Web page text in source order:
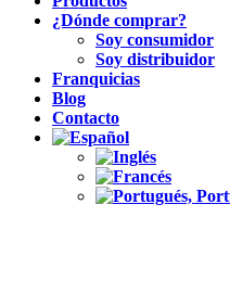
¿Dónde comprar?
Soy consumidor
Soy distribuidor
Franquicias
Blog
Contacto